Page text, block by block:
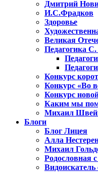
Дмитрий
И.С.Фрадков
Здоровье
Великая
Педагогика
Конкурс
Конкурс «Во
Конкурс
Каким мы
Михаил
Блоги
Блог Лицея
Алла
Михаил
Родословная